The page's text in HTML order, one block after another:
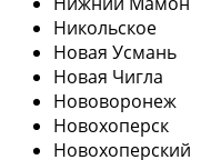
Никольское
Новая Усмань
Новая Чигла
Нововоронеж
Новохоперск
Новохоперский